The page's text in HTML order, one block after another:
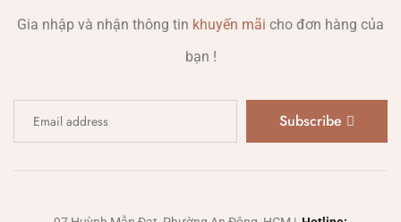
Gia nhập và nhận thông tin khuyến mãi cho đơn hàng của
bạn !
Subscribe